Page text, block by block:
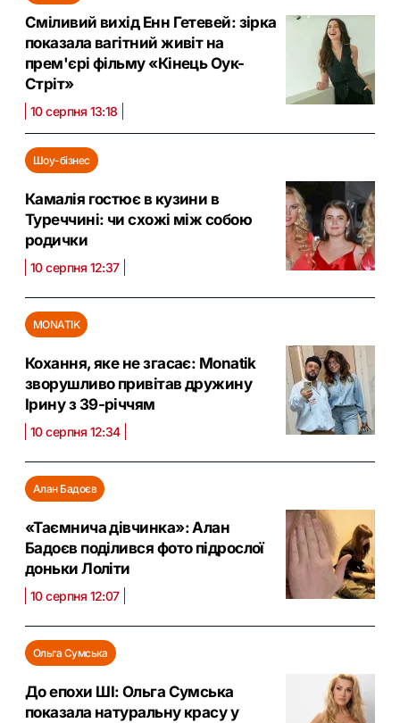
Сміливий вихід Енн Гетевей: зірка
показала вагітний живіт на
прем'єрі фільму «Кінець Оук-
Стріт»
10 серпня 13:18
Шоу-бізнес
Камалія гостює в кузини в
Туреччині: чи схожі між собою
родички
10 серпня 12:37
MONATIK
Кохання, яке не згасає: Monatik
зворушливо привітав дружину
Ірину з 39-річчям
10 серпня 12:34
Алан Бадоєв
«Таємнича дівчинка»: Алан
Бадоєв поділився фото підрослої
доньки Лоліти
10 серпня 12:07
Ольга Сумська
До епохи ШІ: Ольга Сумська
показала натуральну красу у